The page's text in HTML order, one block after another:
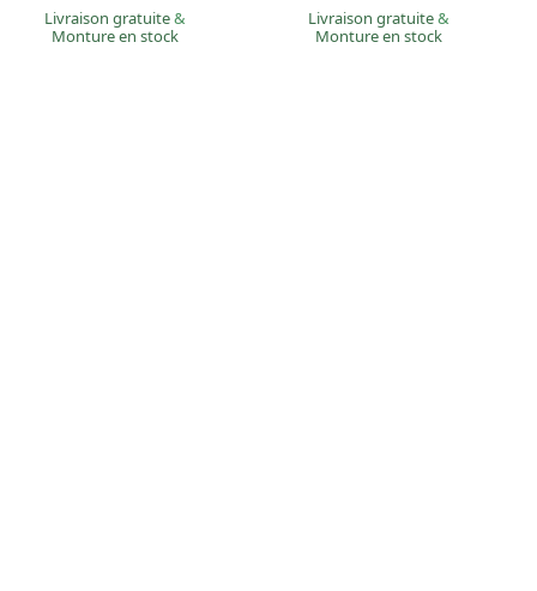
Livraison gratuite&
Monture en stock
Livraison gratuite&
Monture en stock